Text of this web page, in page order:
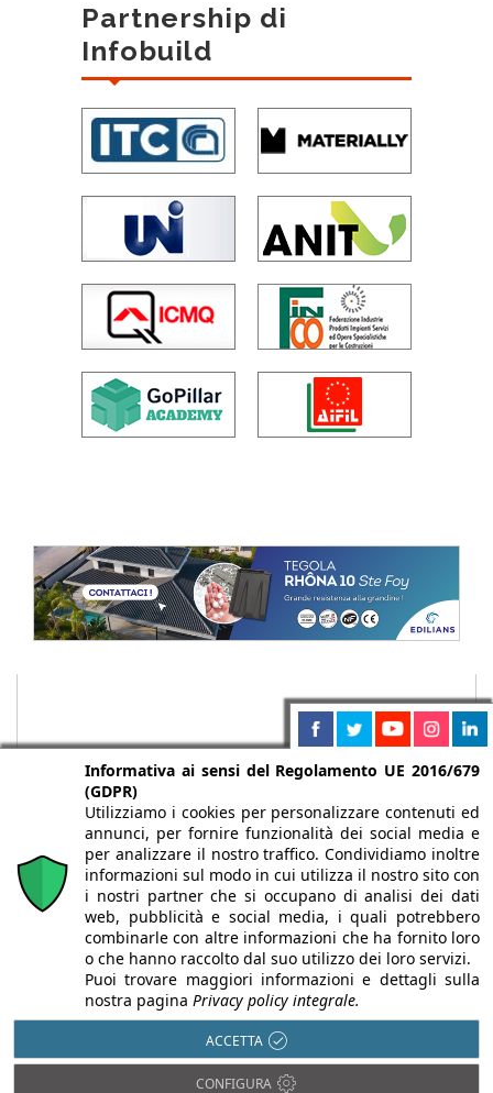
Partnership di
Infobuild
Chi siamo Autori Per la tua pubblicità
Iscriviti alla
newsletter
Infobuild è testata registrata presso il Tribunale di Milano al n° 63
Informativa ai sensi del Regolamento UE 2016/679
(GDPR)
Utilizziamo i cookies per personalizzare contenuti ed
annunci, per fornire funzionalità dei social media e
per analizzare il nostro traffico. Condividiamo inoltre
informazioni sul modo in cui utilizza il nostro sito con
i nostri partner che si occupano di analisi dei dati
web, pubblicità e social media, i quali potrebbero
combinarle con altre informazioni che ha fornito loro
o che hanno raccolto dal suo utilizzo dei loro servizi.
Puoi trovare maggiori informazioni e dettagli sulla
nostra pagina Privacy policy integrale.
ACCETTA
CONFIGURA